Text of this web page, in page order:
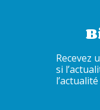
Recevez
si